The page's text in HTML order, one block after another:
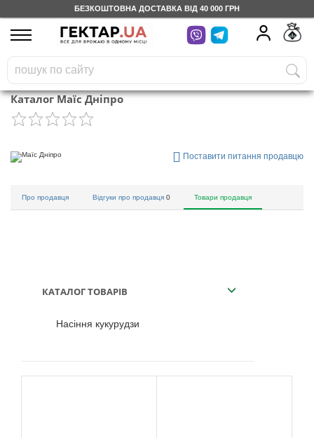
БЕЗКОШТОВНА ДОСТАВКА ВІД 40 000 ГРН
UA
На вашому
бонусному рахунку
грн
Безкоштовно по Україні
Щоденник
Відгуки
Каталог Маїс Дніпро
Поставити питання продавцю
Про продавця Відгуки про продавця 0 Товари продавця
КАТАЛОГ ТОВАРІВ
Насіння кукурудзи